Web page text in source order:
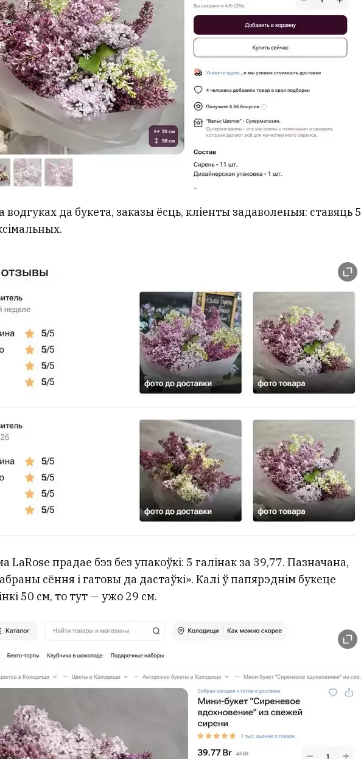
да букета, заказы ёсць, кліенты задаволеныя: ставяць 5
LaRose прадае бэз без упакоўкі: 5 галінак за 39,77. Пазначана,
сёння і гатовы да дастаўкі». Калі ў папярэднім букеце
50 см, то тут — ужо 29 см.